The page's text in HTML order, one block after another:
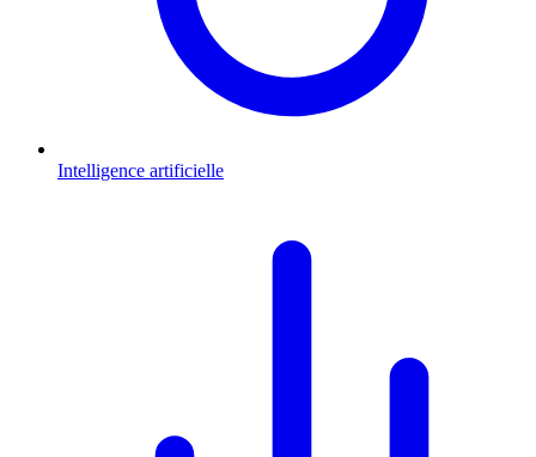
Intelligence artificielle